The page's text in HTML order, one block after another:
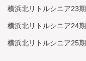
横浜北リトルシニア23期
横浜北リトルシニア24期
横浜北リトルシニア25期